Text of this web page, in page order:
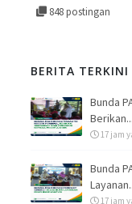
848 postingan
BERITA TERKINI
Bunda
Berikan...
17 jam
Bunda
17 jam